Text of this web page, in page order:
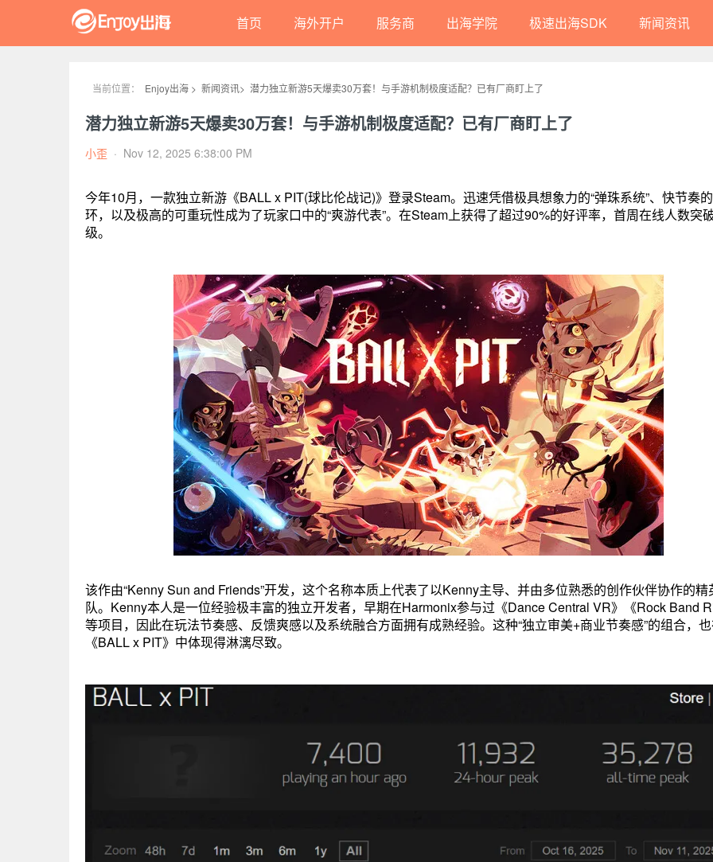
首页 海外开户 服务商 出海学院 极速出海SDK 新闻资讯
当前位置： Enjoy出海 > 新闻资讯> 潜力独立新游5天爆卖30万套！与手游机制极度适配？已有厂商盯上了
潜力独立新游5天爆卖30万套！与手游机制极度适配？已有厂商盯上了
小歪 · Nov 12, 2025 6:38:00 PM
今年10月，一款独立新游《BALL x PIT(球比伦战记)》登录Steam。迅速凭借极具想象力的“弹珠系统”、快节奏
环，以及极高的可重玩性成为了玩家口中的“爽游代表”。在Steam上获得了超过90%的好评率，首周在线人数突
级。
该作由“Kenny Sun and Friends”开发，这个名称本质上代表了以Kenny主导、并由多位熟悉的创作伙伴协作的精
队。Kenny本人是一位经验极丰富的独立开发者，早期在Harmonix参与过《Dance Central VR》《Rock Band
等项目，因此在玩法节奏感、反馈爽感以及系统融合方面拥有成熟经验。这种“独立审美+商业节奏感”的组合，
《BALL x PIT》中体现得淋漓尽致。